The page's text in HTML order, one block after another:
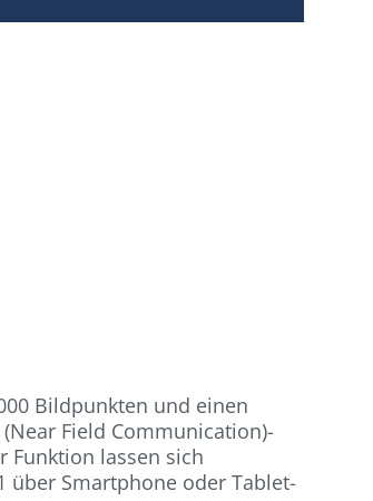
Bildpunkten und einen
Field Communication)-
Funktion lassen sich
über Smartphone oder Tablet-